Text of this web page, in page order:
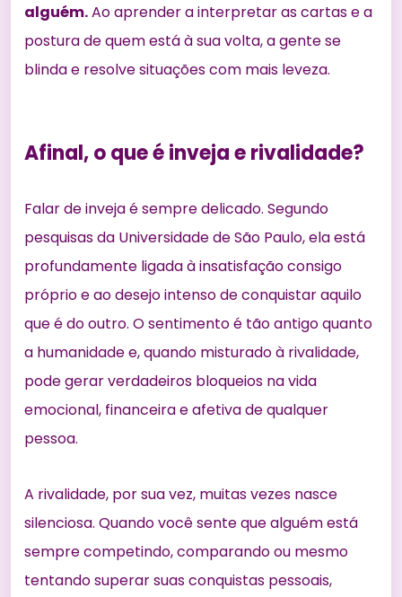
alguém.Ao aprender a interpretar as cartas e a
postura de quem está à sua volta, a gente se
blinda e resolve situações com mais leveza.
Afinal, o que é inveja e rivalidade?
Falar de inveja é sempre delicado. Segundo
pesquisas da Universidade de São Paulo, ela está
profundamente ligada à insatisfação consigo
próprio e ao desejo intenso de conquistar aquilo
que é do outro. O sentimento é tão antigo quanto
a humanidade e, quando misturado à rivalidade,
pode gerar verdadeiros bloqueios na vida
emocional, financeira e afetiva de qualquer
pessoa.
A rivalidade, por sua vez, muitas vezes nasce
silenciosa. Quando você sente que alguém está
sempre competindo, comparando ou mesmo
tentando superar suas conquistas pessoais,